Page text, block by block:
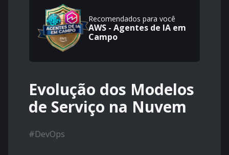
Recomendados para você
AWS - Agentes de IA em
Campo
Evolução dos Modelos
de Serviço na Nuvem
#DevOps